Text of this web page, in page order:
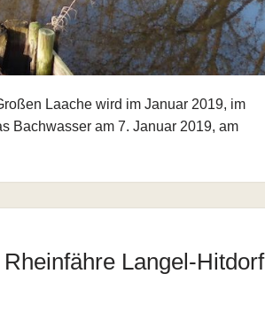
Laache wird im Januar 2019, im
Bachwasser am 7. Januar 2019, am
Langel-Hitdorf